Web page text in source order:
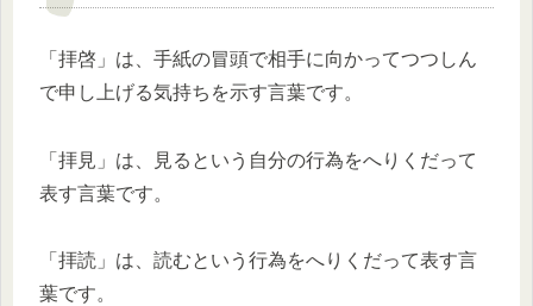
「拝啓」は、手紙の冒頭で相手に向かってつつしん
で申し上げる気持ちを示す言葉です。
「拝見」は、見るという自分の行為をへりくだって
表す言葉です。
「拝読」は、読むという行為をへりくだって表す言
葉です。